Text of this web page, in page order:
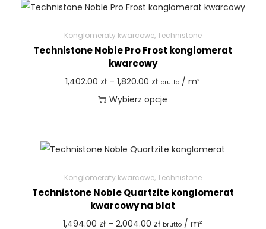
Konglomeraty kwarcowe,Technistone
Technistone Noble Pro Frost konglomerat
kwarcowy
1,402.00 zł – 1,820.00 zł brutto / m²
Wybierz opcje
Konglomeraty kwarcowe,Technistone
Technistone Noble Quartzite konglomerat
kwarcowy na blat
1,494.00 zł – 2,004.00 zł brutto / m²